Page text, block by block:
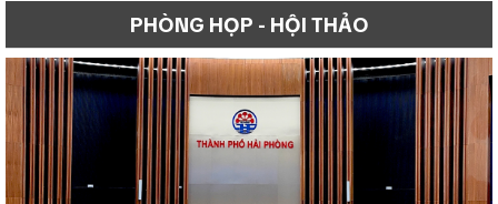
PHÒNG HỌP - HỘI THẢO